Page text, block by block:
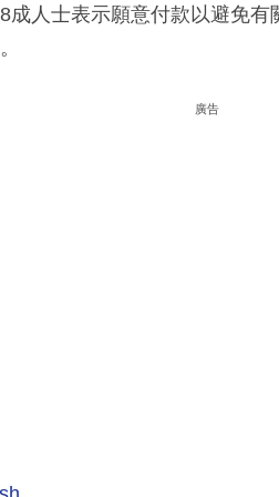
成人士表示願意付款以避免
廣告